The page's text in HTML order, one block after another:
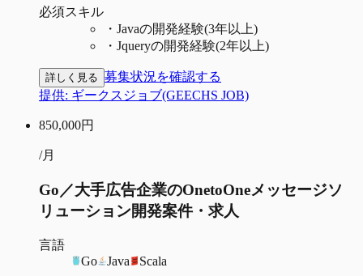
必須スキル
・ Javaの開発経験(3年以上)
・ Jqueryの開発経験(2年以上)
詳しく見る 募集状況を確認する
提供: ギークスジョブ(GEECHS JOB)
850,000円
/月
Go／大手広告企業のOnetoOneメッセージソ
リューション開発案件・求人
言語
Go
Java Scala